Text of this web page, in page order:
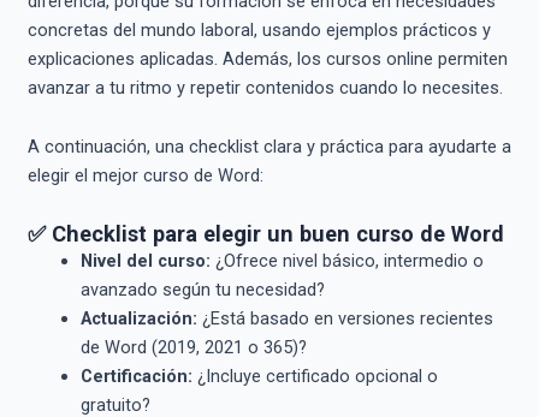
concretas del mundo laboral, usando ejemplos prácticos y
explicaciones aplicadas. Además, los cursos online permiten
avanzar a tu ritmo y repetir contenidos cuando lo necesites.
A continuación, una checklist clara y práctica para ayudarte a
elegir el mejor curso de Word:
✅ Checklist para elegir un buen curso de Word
Nivel del curso: ¿Ofrece nivel básico, intermedio o
avanzado según tu necesidad?
Actualización: ¿Está basado en versiones recientes
de Word (2019, 2021 o 365)?
Certificación: ¿Incluye certificado opcional o
gratuito?